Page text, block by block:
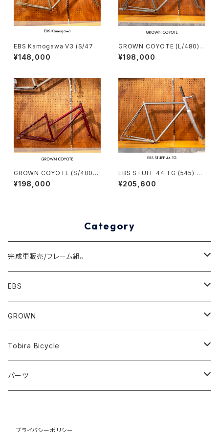
EBS Kamogawa V3 (S/470)
Stock frame order (deposi
t)
¥148,000
GROWN COYOTE (L/480)
Stock frame order (deposi
t)
¥198,000
GROWN COYOTE (S/400)
Stock frame order (deposi
t)
¥198,000
EBS STUFF 44 TG (545) St
ock frame order (deposit)
¥205,600
Category
完成車販売/フレーム組。
Minivelo(~20inch)
Cargo/Family
Commuter
Road
EBS
Minivelo (~20 inch)
Horizontal 451
FLOAT 451
LEAF LONG 406
700C(~29inch) / 650B(27.5inch)
STUFF
Kamogawa
GROWN
CODA
Harvest
Tobira Bicycle
Model-T
パーツ
プライバシーポリシー